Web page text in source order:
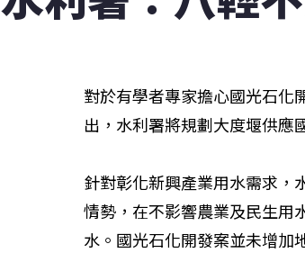
對於有學者專家擔心國光石化
出，水利署將規劃大度堰供應
針對彰化新興產業用水需求，
情勢，在不影響農業及民生用
水。國光石化開發案並未增加